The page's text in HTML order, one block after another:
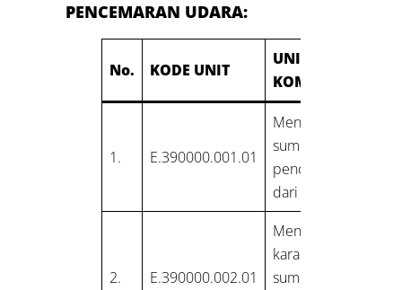
PENCEMARAN UDARA:
No. KODE UNIT
UNIT
KOMPETENSI
1. E.390000.001.01
Mengidentifikasi
sumber
pencemar udara
dari emisi
2. E.390000.002.01
Menentukan
karakteristik
sumber